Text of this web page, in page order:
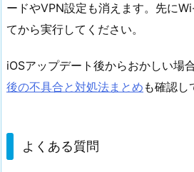
ードやVPN設定も消えます。先に
てから実行してください。
iOSアップデート後からおかしい場合
後の不具合と対処法まとめ も確認し
よくある質問